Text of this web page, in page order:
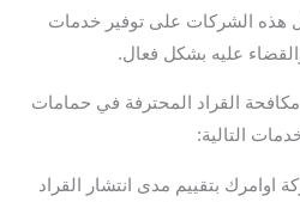
هذه الشركات على توفير خدمات
عليه بشكل فعال.
القراد المحترفة في حمامات
التالية:
اوامرك بتقييم مدى انتشار القراد